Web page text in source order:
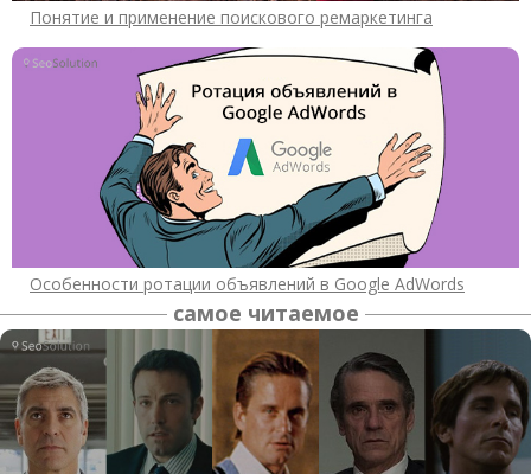
Понятие и применение поискового ремаркетинга
Особенности ротации объявлений в Google AdWords
самое читаемое